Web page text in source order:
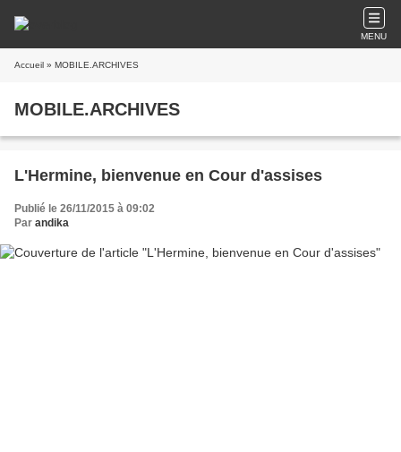
MENU
Accueil » MOBILE.ARCHIVES
MOBILE.ARCHIVES
L'Hermine, bienvenue en Cour d'assises
Publié le 26/11/2015 à 09:02
Par andika